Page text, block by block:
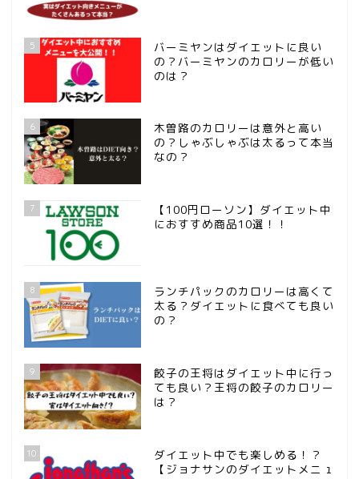
5
バーミヤンはダイエットに良い
の？バーミヤンのカロリーが低い
のは？
6
木曽路のカロリーは意外と高い
の？しゃぶしゃぶは太るって本当
なの？
7
【100円ローソン】ダイエット中
におすすめ商品10選！！
8
ランチパックのカロリーは高くて
太る？ダイエットに食べても良い
の？
9
餃子の王将はダイエット中に行っ
ても良い？王将の餃子のカロリー
は？
10
ダイエット中でも楽しめる！？
【ジョナサンのダイエットメニュ
サンプルページ